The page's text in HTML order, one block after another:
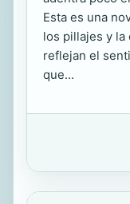
Esta es una
los pillajes y la
reflejan el
que...